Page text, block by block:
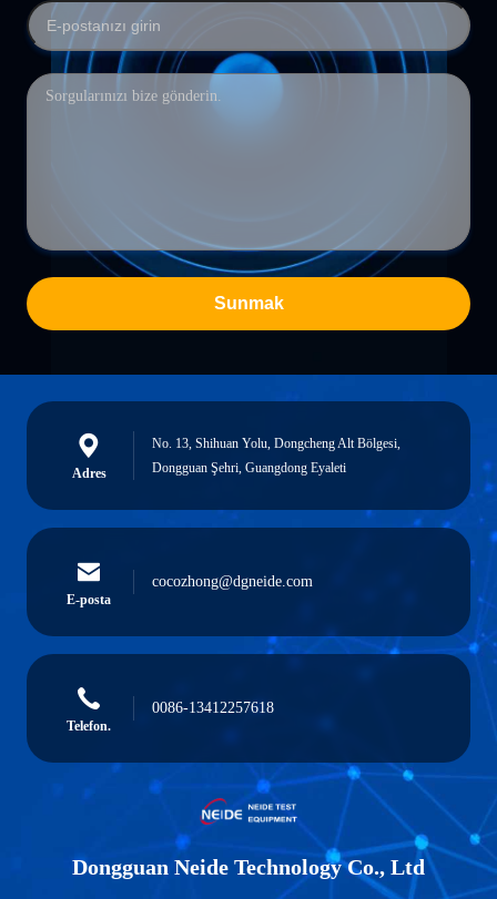
Sunmak
Adres
No. 13, Shihuan Yolu, Dongcheng Alt Bölgesi,
Dongguan Şehri, Guangdong Eyaleti
E-posta
cocozhong@dgneide.com
Telefon.
0086-13412257618
Dongguan Neide Technology Co., Ltd